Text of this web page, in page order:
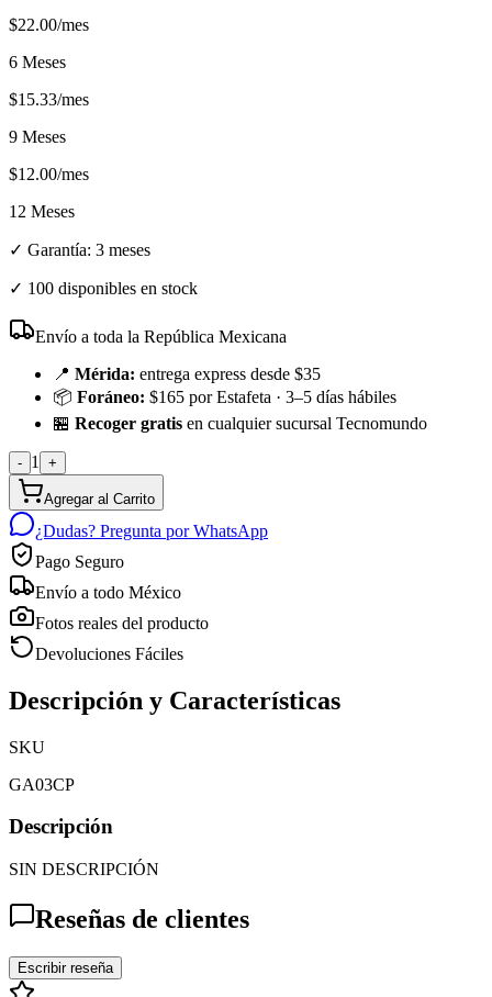
$22.00/mes
6 Meses
$15.33/mes
9 Meses
$12.00/mes
12 Meses
✓ Garantía: 3 meses
✓ 100 disponibles en stock
Envío a toda la República Mexicana
📍 Mérida: entrega express desde $35
📦 Foráneo: $165 por Estafeta · 3–5 días hábiles
🏪 Recoger gratis en cualquier sucursal Tecnomundo
- 1 +
Agregar al Carrito
¿Dudas? Pregunta por WhatsApp
Pago Seguro
Envío a todo México
Fotos reales del producto
Devoluciones Fáciles
Descripción y Características
SKU
GA03CP
Descripción
SIN DESCRIPCIÓN
Reseñas de clientes
Escribir reseña